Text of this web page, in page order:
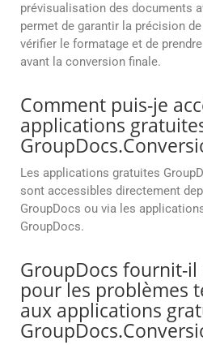
prévisualisation des documents
permet de garantir la précision
vérifier le formatage et de
avant la conversion finale.
Comment puis-je
applications
Les applications gratuites
sont accessibles directement
GroupDocs ou via les
GroupDocs.
GroupDocs fournit-il
pour les problèmes
aux applications